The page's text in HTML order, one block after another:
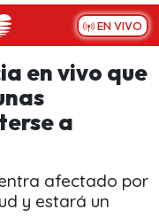
EN VIVO
en vivo que
a
afectado por
y estará un